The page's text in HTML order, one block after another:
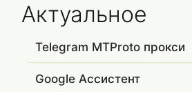
Актуальное
Telegram MTProto прокси
Google Ассистент